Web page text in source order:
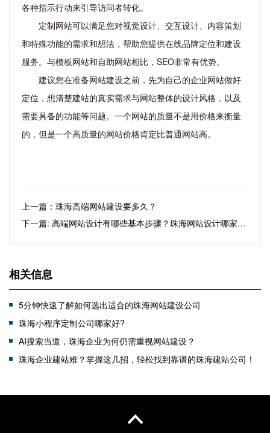
各种指示行动来引导访问者转化。
定制网站可以满足您对视觉设计、交互设计、内容策划
和特殊功能的需求和想法，帮助您提供在线品牌定位和建设
服务。与模板网站和自助网站相比，SEO非常有优势。
建议您在准备网站建设之前，先为自己的企业网站做好
定位，想清楚建站的真实需求与网站整体的设计风格，以及
需要具备的功能等问题。一个网站的质量不是用价格来衡量
的，但是一个高质量的网站价格肯定比普通网站高。
上一篇：珠海高端网站建设要多久？
下一篇: 高端网站设计有哪些基本步骤？珠海网站设计哪家好？
相关信息
5分钟快速了解如何选出适合的珠海网站建设公司
珠海小程序定制公司哪家好?
AI搜索当道，珠海企业为何仍需重视网站建设？
珠海企业建站难？掌握这几招，轻松找到靠谱的珠海建站公司！
珠海网站建设在当前互联网环境中还存在意义吗？是否还需要做网站呢？